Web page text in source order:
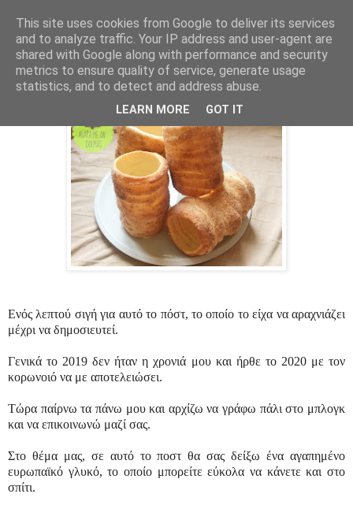
3 Ιουλίου 2020
Trdelnik - Γλυκό Καμινάδα
Ενός λεπτού σιγή για αυτό το πόστ, το οποίο το είχα να αραχνιάζει
μέχρι να δημοσιευτεί.
Γενικά το 2019 δεν ήταν η χρονιά μου και ήρθε το 2020 με τον
κορωνοιό να με αποτελειώσει.
Τώρα παίρνω τα πάνω μου και αρχίζω να γράφω πάλι στο μπλογκ
και να επικοινωνώ μαζί σας.
Στο θέμα μας, σε αυτό το ποστ θα σας δείξω ένα αγαπημένο
ευρωπαϊκό γλυκό, το οποίο μπορείτε εύκολα να κάνετε και στο
σπίτι.
This site uses cookies from Google to deliver its services
and to analyze traffic. Your IP address and user-agent are
shared with Google along with performance and security
metrics to ensure quality of service, generate usage
statistics, and to detect and address abuse.
LEARN MORE GOT IT